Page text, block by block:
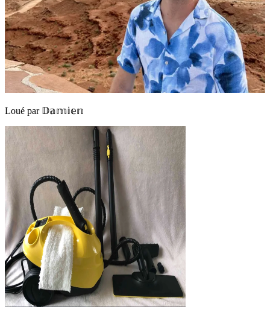
Loué par 𝔻𝕒𝕞𝕚𝕖𝕟